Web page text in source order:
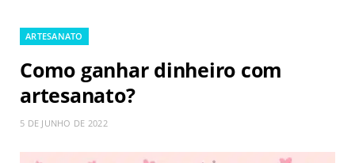
ARTESANATO
Como ganhar dinheiro com
artesanato?
5 DE JUNHO DE 2022